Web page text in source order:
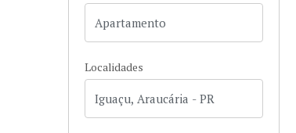
Localidades